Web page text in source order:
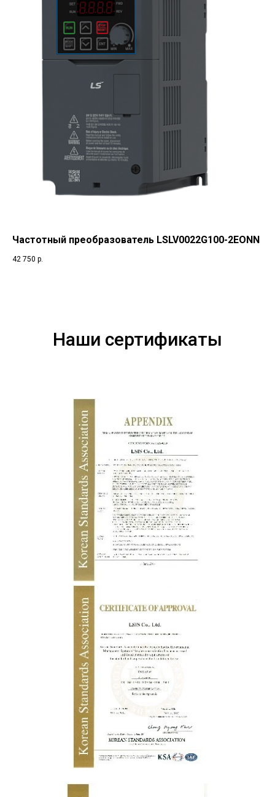
Частотный преобразователь LSLV0022G100-2EONN
42 750 р.
Наши сертификаты